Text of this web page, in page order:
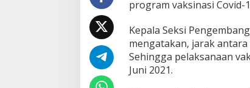
T
h
a
p
S
program vaksinasi
Kepala Seksi
mengatakan, jarak
Sehingga pelaksanaan
Juni 2021.